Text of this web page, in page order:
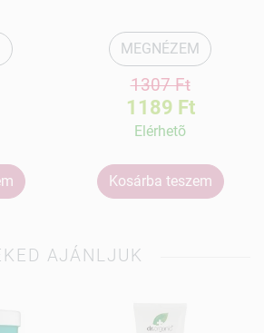
MEGNÉZEM
1307 Ft
1189 Ft
Elérhetõ
Kosárba teszem
AJÁNLJUK